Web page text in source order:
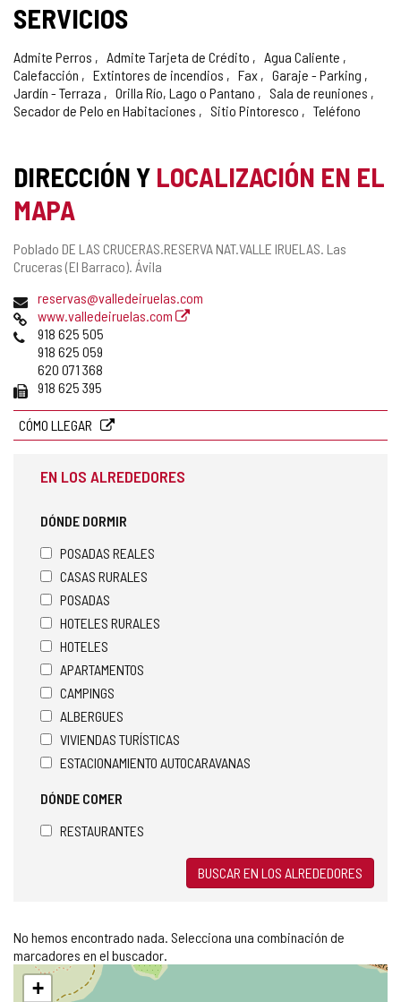
SERVICIOS
Admite Perros Admite Tarjeta de Crédito
Agua Caliente
Calefacción
Extintores de incendios Fax
Garaje - Parking
Jardín - Terraza
Orilla Río, Lago o Pantano
Sala de reuniones
Secador de Pelo en Habitaciones
Sitio Pintoresco Teléfono
DIRECCIÓN Y LOCALIZACIÓN EN EL
MAPA
Dirección
postal
Poblado DE LAS CRUCERAS.RESERVA NAT.VALLE IRUELAS. Las
Cruceras (El Barraco). Ávila
Dirección
de
correo
electrónico
reservas@valledeiruelas.com
Página
Web
www.valledeiruelas.com
Teléfonos
918 625 505
918 625 059
620 071 368
Fax 918 625 395
CÓMO LLEGAR
EN LOS ALREDEDORES
DÓNDE DORMIR
POSADAS REALES
CASAS RURALES
POSADAS
HOTELES RURALES
HOTELES
APARTAMENTOS
CAMPINGS
ALBERGUES
VIVIENDAS TURÍSTICAS
ESTACIONAMIENTO AUTOCARAVANAS
DÓNDE COMER
RESTAURANTES
BUSCAR EN LOS ALREDEDORES
No hemos encontrado nada. Selecciona una combinación de
marcadores en el buscador.
Saltar
mapa
+